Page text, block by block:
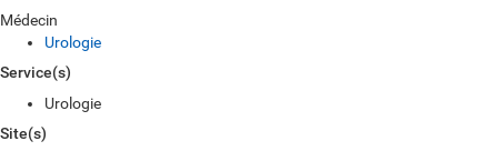
Médecin
Urologie
Service(s)
Urologie
Site(s)